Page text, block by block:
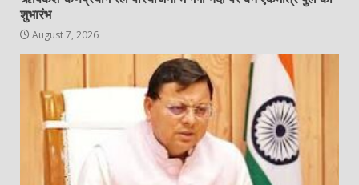
शुभारंभ
August 7, 2026